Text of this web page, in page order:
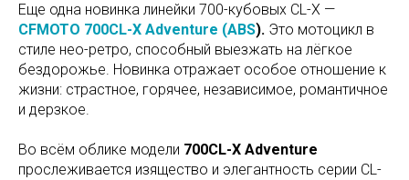
Еще одна новинка линейки 700-кубовых CL-X —
CFMOTO 700CL-X Adventure (ABS). Это мотоцикл в
стиле нео-ретро, способный выезжать на лёгкое
бездорожье. Новинка отражает особое отношение к
жизни: страстное, горячее, независимое, романтичное
и дерзкое.
Во всём облике модели 700CL-X Adventure
прослеживается изящество и элегантность серии CL-